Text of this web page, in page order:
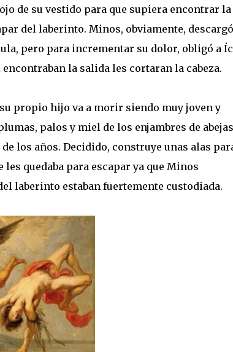
de su vestido para que supiera encontrar la
del laberinto. Minos, obviamente,
pero para incrementar su dolor, obligó a
la salida les cortaran la cabeza.
propio hijo va a morir siendo muy joven y
palos y miel de los enjambres de
los años. Decidido, construye unas alas
quedaba para escapar ya que Minos
laberinto estaban fuertemente custodiada.